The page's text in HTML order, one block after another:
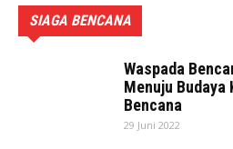
SIAGA BENCANA
Waspada
Menuju Budaya
Bencana
29 Juni 2022